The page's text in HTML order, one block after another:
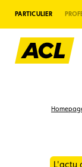
PARTICULIER
L'actu